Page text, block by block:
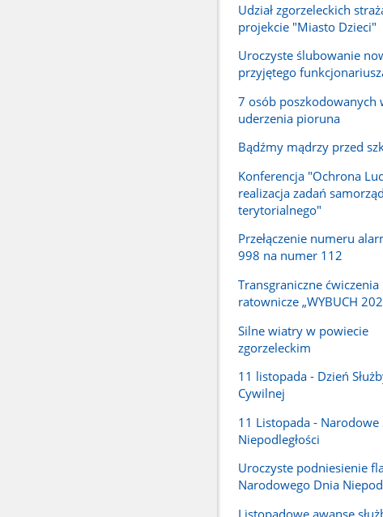
Udział zgorzeleckich
projekcie "Miasto Dzieci"
Uroczyste ślubowanie
przyjętego
7 osób poszkodowanych
uderzenia pioruna
Bądźmy mądrzy przed
Konferencja "Ochrona
realizacja zadań
terytorialnego"
Przełączenie numeru
998 na numer 112
Transgraniczne ćwiczenia
ratownicze „WYBUCH
Silne wiatry w powiecie
zgorzeleckim
11 listopada - Dzień
Cywilnej
11 Listopada - Narodowe
Niepodległości
Uroczyste podniesienie
Narodowego Dnia
Listopadowe awanse